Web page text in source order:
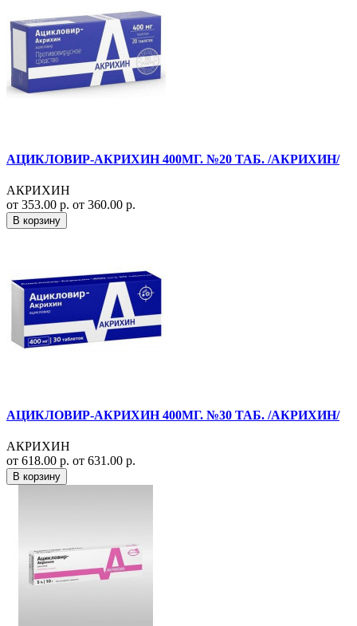
АЦИКЛОВИР-АКРИХИН 400МГ. №20 ТАБ. /АКРИХИН/
АКРИХИН
от 353.00 р. от 360.00 р.
В корзину
АЦИКЛОВИР-АКРИХИН 400МГ. №30 ТАБ. /АКРИХИН/
АКРИХИН
от 618.00 р. от 631.00 р.
В корзину